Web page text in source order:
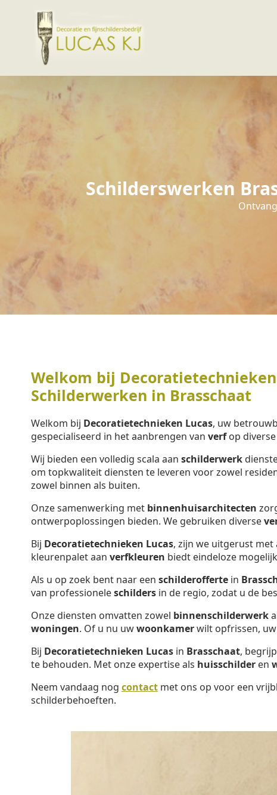
Schilderswerken
Welkom bij
Schilderwerken in Brasschaat
Welkom bij Decoratietechnieken Lucas, uw
gespecialiseerd in het aanbrengen van verfop
Wij bieden een volledig scala aan schilderwerk
om topkwaliteit diensten te leveren voor zowel
zowel binnen als buiten.
Onze samenwerking met binnenhuisarchitecten
ontwerpoplossingen bieden. We gebruiken diverse
Bij Decoratietechnieken Lucas, zijn we uitgerust met
kleurenpalet aan verfkleuren biedt eindeloze
Als u op zoek bent naar een schilderofferte in
van professioneleschilders in de regio, zodat u de
Onze diensten omvatten zowel binnenschilderwerk
woningen. Of u nu uwwoonkamerwilt opfrissen, uw
Bij Decoratietechnieken Lucas in Brasschaat,
te behouden. Met onze expertise als huisschilder en
Neem vandaag nog contact met ons op voor een
schilderbehoeften.